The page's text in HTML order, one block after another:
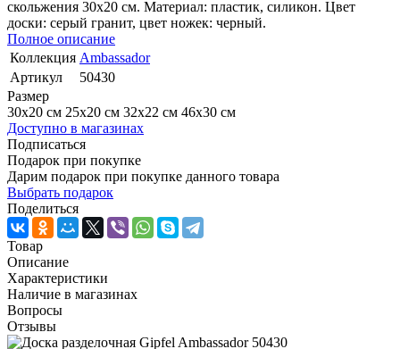
скольжения 30х20 см. Материал: пластик, силикон. Цвет
доски: серый гранит, цвет ножек: черный.
Полное описание
Коллекция Ambassador
Артикул
50430
Размер
30х20 см 25x20 см 32x22 см 46x30 см
Доступно в магазинах
Подписаться
Подарок при покупке
Дарим подарок при покупке данного товара
Выбрать подарок
Поделиться
Товар
Описание
Характеристики
Наличие в магазинах
Вопросы
Отзывы